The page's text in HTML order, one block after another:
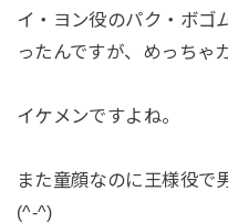
イ・ヨン役のパク・ボゴ
ったんですが、めっちゃ
イケメンですよね。
また童顔なのに王様役で
(^-^)